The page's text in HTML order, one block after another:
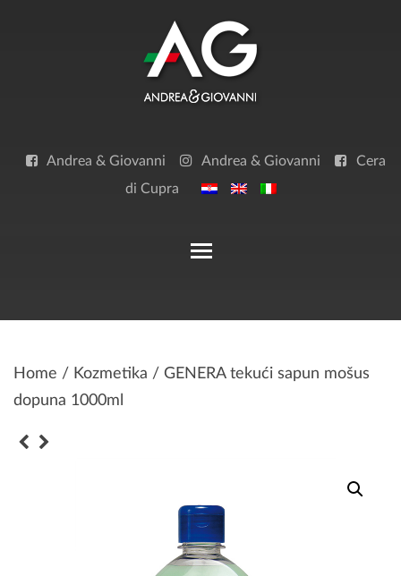
Andrea & Giovanni Andrea & Giovanni Cera
di Cupra
Home / Kozmetika / GENERA tekući sapun mošus
dopuna 1000ml